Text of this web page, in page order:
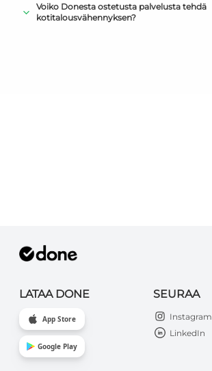
Voiko Donesta ostetusta palvelusta tehdä
kotitalousvähennyksen?
LATAA DONE
App Store
Google Play
SEURAA
Instagram
LinkedIn